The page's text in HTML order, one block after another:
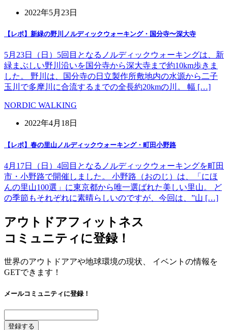
2022年5月23日
【レポ】新緑の野川ノルディックウォーキング・国分寺〜深大寺
5月23日（日）5回目となるノルディックウォーキングは、新
緑まぶしい野川沿いを国分寺から深大寺まで約10km歩きま
した。 野川は、国分寺の日立製作所敷地内の水源から二子
玉川で多摩川に合流するまでの全長約20kmの川。 幅 […]
NORDIC WALKING
2022年4月18日
【レポ】春の里山ノルディックウォーキング・町田小野路
4月17日（日）4回目となるノルディックウォーキングを町田
市・小野路で開催しました。 小野路（おのじ）は、「にほ
んの里山100選」に東京都から唯一選ばれた美しい里山。 ど
の季節もそれぞれに素晴らしいのですが、今回は、”山 […]
アウトドアフィットネス
コミュニティに登録！
世界のアウトドアアや地球環境の現状、 イベントの情報を
GETできます！
メールコミュニティに登録！